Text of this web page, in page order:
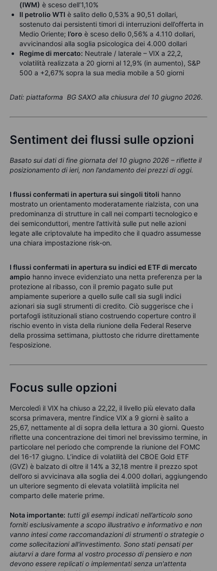
(IWM) è sceso dell’1,10%
Il petrolio WTI è salito dello 0,53% a 90,51 dollari,
sostenuto dai persistenti timori di interruzioni dell’offerta in
Medio Oriente; l’oro è sceso dello 0,56% a 4.110 dollari,
avvicinandosi alla soglia psicologica dei 4.000 dollari
Regime di mercato: Neutrale / laterale – VIX a 22,2,
volatilità realizzata a 20 giorni al 12,9% (in aumento), S&P
500 a +2,67% sopra la sua media mobile a 50 giorni
Dati: piattaforma BG SAXO alla chiusura del 10 giugno 2026.
Sentiment dei flussi sulle opzioni
Basato sui dati di fine giornata del 10 giugno 2026 – riflette il
posizionamento di ieri, non l’andamento dei prezzi di oggi.
I flussi confermati in apertura sui singoli titoli hanno
mostrato un orientamento moderatamente rialzista, con una
predominanza di strutture in call nei comparti tecnologico e
dei semiconduttori, mentre l’attività sulle put nelle azioni
legate alle criptovalute ha impedito che il quadro assumesse
una chiara impostazione risk-on.
I flussi confermati in apertura su indici ed ETF di mercato
ampio hanno invece evidenziato una netta preferenza per la
protezione al ribasso, con il premio pagato sulle put
ampiamente superiore a quello sulle call sia sugli indici
azionari sia sugli strumenti di credito. Ciò suggerisce che i
portafogli istituzionali stiano costruendo coperture contro il
rischio evento in vista della riunione della Federal Reserve
della prossima settimana, piuttosto che ridurre direttamente
l’esposizione.
Focus sulle opzioni
Mercoledì il VIX ha chiuso a 22,22, il livello più elevato dalla
scorsa primavera, mentre l’indice VIX a 9 giorni è salito a
25,67, nettamente al di sopra della lettura a 30 giorni. Questo
riflette una concentrazione dei timori nel brevissimo termine, in
particolare nel periodo che comprende la riunione del FOMC
del 16-17 giugno. L’indice di volatilità del CBOE Gold ETF
(GVZ) è balzato di oltre il 14% a 32,18 mentre il prezzo spot
dell’oro si avvicinava alla soglia dei 4.000 dollari, aggiungendo
un ulteriore segmento di elevata volatilità implicita nel
comparto delle materie prime.
Nota importante: tutti gli esempi indicati nell’articolo sono
forniti esclusivamente a scopo illustrativo e informativo e non
vanno intesi come raccomandazioni di strumenti o strategie o
come sollecitazioni all'investimento. Sono stati pensati per
aiutarvi a dare forma al vostro processo di pensiero e non
devono essere replicati o implementati senza un'attenta